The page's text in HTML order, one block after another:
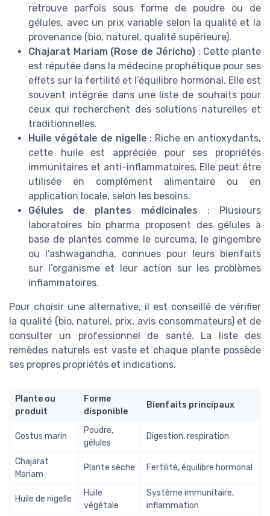
retrouve parfois sous forme de poudre ou de
gélules, avec un prix variable selon la qualité et la
provenance (bio, naturel, qualité supérieure).
Chajarat Mariam (Rose de Jéricho): Cette plante
est réputée dans la médecine prophétique pour ses
effets sur la fertilité et l’équilibre hormonal. Elle est
souvent intégrée dans une liste de souhaits pour
ceux qui recherchent des solutions naturelles et
traditionnelles.
Huile végétale de nigelle : Riche en antioxydants,
cette huile est appréciée pour ses propriétés
immunitaires et anti-inflammatoires. Elle peut être
utilisée en complément alimentaire ou en
application locale, selon les besoins.
Gélules de plantes médicinales : Plusieurs
laboratoires bio pharma proposent des gélules à
base de plantes comme le curcuma, le gingembre
ou l’ashwagandha, connues pour leurs bienfaits
sur l’organisme et leur action sur les problèmes
inflammatoires.
Pour choisir une alternative, il est conseillé de vérifier
la qualité (bio, naturel, prix, avis consommateurs) et de
consulter un professionnel de santé. La liste des
remèdes naturels est vaste et chaque plante possède
ses propres propriétés et indications.
Plante ou
produit
Forme
disponible
Bienfaits principaux
Costus marin
Poudre,
gélules
Digestion, respiration
Chajarat
Mariam
Plante sèche Fertilité, équilibre hormonal
Huile de nigelle
Huile
végétale
Système immunitaire,
inflammation